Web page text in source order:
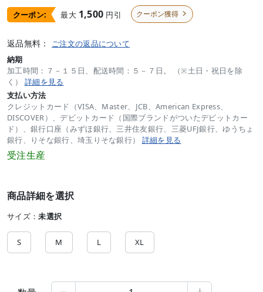
クーポン: 最大 1,500 円引 クーポン獲得 
返品無料： ご注文の返品について
納期
加工時間：７－１５日、配送時間：５－７日。 （※土日・祝日を除
く） 詳細を見る
支払い方法
クレジットカード（VISA、Master、JCB、American Express、
DISCOVER）、デビットカード（国際ブランドがついたデビットカー
ド）、銀行口座（みずほ銀行、三井住友銀行、三菱UFJ銀行、ゆうちょ
銀行、りそな銀行、埼玉りそな銀行） 詳細を見る
受注生産
商品詳細を選択
サイズ：未選択
S M L XL